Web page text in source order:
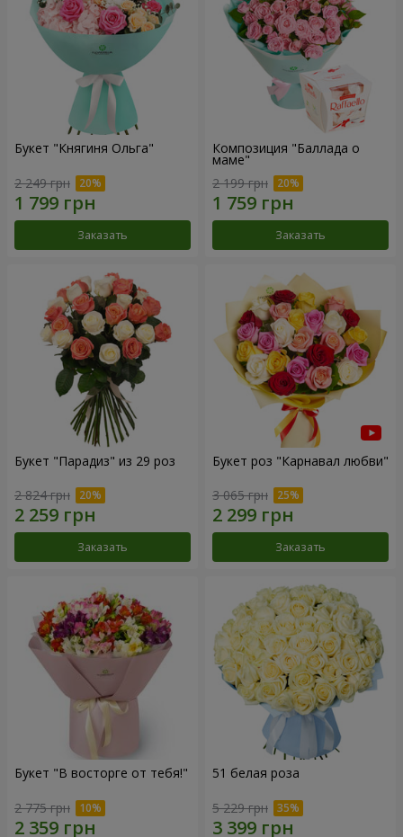
Букет "Княгиня Ольга"
2 249 грн
Заказать
Композиция "Баллада о
маме"
2 199 грн
Заказать
Букет "Парадиз" из 29 роз
2 824 грн
Заказать
Букет роз "Карнавал любви"
3 065 грн
Заказать
Букет "В восторге от тебя!"
2 775 грн
51 белая роза
5 229 грн